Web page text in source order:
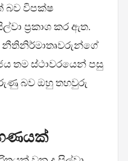
බව විපක්ෂ
ප්‍රකාශ කර ඇත.
නීතිනිර්මාතෘවරුන්ගේ
තම ස්ථාවරයෙන් පසු
බව ඔහු තහවුරු